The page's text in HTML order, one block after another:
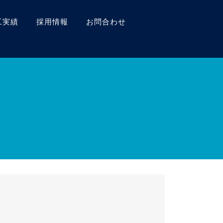
実績 採用情報 お問合わせ